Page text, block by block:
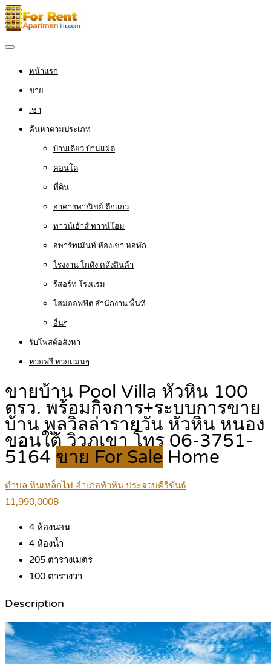
หน้าแรก
ขาย
เช่า
ค้นหาตามประเภท
บ้านเดี่ยว บ้านแฝด
คอนโด
ที่ดิน
อาคารพาณิชย์ ตึกแถว
ทาวน์เฮ้าส์ ทาวน์โฮม
อพาร์ทเม้นท์ ห้องเช่า หอพัก
โรงงาน โกดัง คลังสินค้า
รีสอร์ท โรงแรม
โฮมออฟฟิต สำนักงาน พื้นที่
อื่นๆ
รับโพสต์อสังหา
หวยฟรี หวยแม่นๆ
ขายบ้าน Pool Villa หัวหิน 100
ตรว. พร้อมกิจการ+ระบบการขาย
บ้าน พูลวิลล่ารายวัน หัวหิน หนอง
ขอนใต้ วิวภูเขา โทร 06-3751-
5164 ขาย For Sale Home
ตำบล หินเหล็กไฟ อำเภอหัวหิน ประจวบคีรีขันธ์
11,990,000฿
4 ห้องนอน
4 ห้องน้ำ
205 ตารางเมตร
100 ตารางวา
Description